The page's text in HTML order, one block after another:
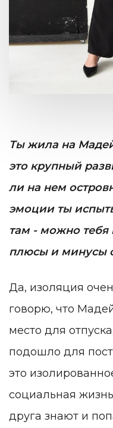
Ты жила на
это крупный
ли на нем
эмоции ты
там - можно тебя
плюсы и минусы
Да, изоляция
говорю, что
место для
подошло для
это
социальная
друга знают и